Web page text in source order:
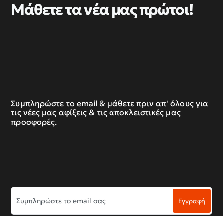
Μάθετε τα νέα μας πρώτοι!
Συμπληρώστε το email & μάθετε πριν απ' όλους για
τις νέες μας αφίξεις & τις αποκλειστικές μας
προσφορές.
Συμπληρώστε
το
email
Εγγραφή